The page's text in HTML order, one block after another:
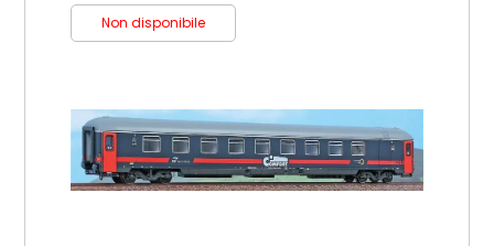
Non disponibile